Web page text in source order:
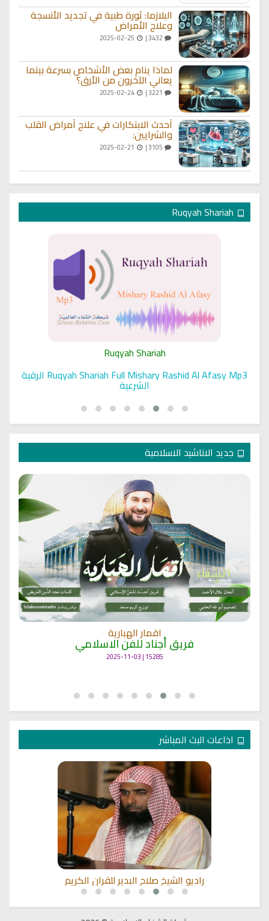
البلازما: ثورة طبية في تجديد الأنسجة
وعلاج الأمراض
لماذا ينام بعض الأشخاص بسرعة بينما
يعاني الآخرون من الأرق؟
2025-02-24
أحدث الابتكارات في علاج أمراض القلب
والشرايين:
Ruqyah Shariah
Ruqyah Shariah Full Mishary Rashid Al Afasy Mp3 الرقية
الشرعية
جديد الاناشيد الاسلامية
اقمار الهبارية
فريق أجناد للفن الاسلامي
15285 | 2025-11-03
اذاعات البث المباشر
راديو الشيخ صلاح البدير للقران الكريم